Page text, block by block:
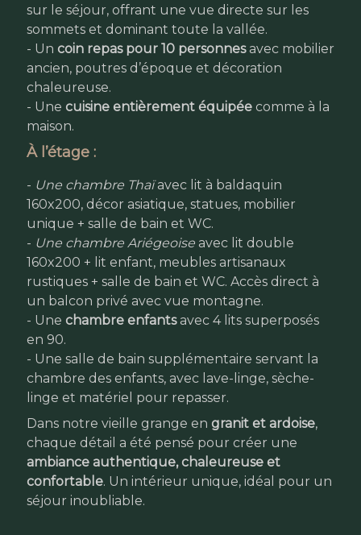
sur le séjour, offrant une vue directe sur les
sommets et dominant toute la vallée.
- Un coin repas pour 10 personnesavec mobilier
ancien, poutres d’époque et décoration
chaleureuse.
- Une cuisine entièrement équipée comme à la
maison.
À l’étage :
- Une chambre Thaïavec lit à baldaquin
160x200, décor asiatique, statues, mobilier
unique + salle de bain et WC.
- Une chambre Ariégeoise avec lit double
160x200 + lit enfant, meubles artisanaux
rustiques + salle de bain et WC. Accès direct à
un balcon privé avec vue montagne.
- Une chambre enfantsavec 4 lits superposés
en 90.
- Une salle de bain supplémentaire servant la
chambre des enfants, avec lave-linge, sèche-
linge et matériel pour repasser.
Dans notre vieille grange en granit et ardoise,
chaque détail a été pensé pour créer une
ambiance authentique, chaleureuse et
confortable. Un intérieur unique, idéal pour un
séjour inoubliable.